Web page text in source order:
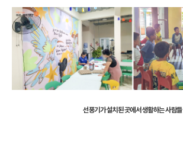
선풍기가 설치된 곳에서 생활하는 사람들